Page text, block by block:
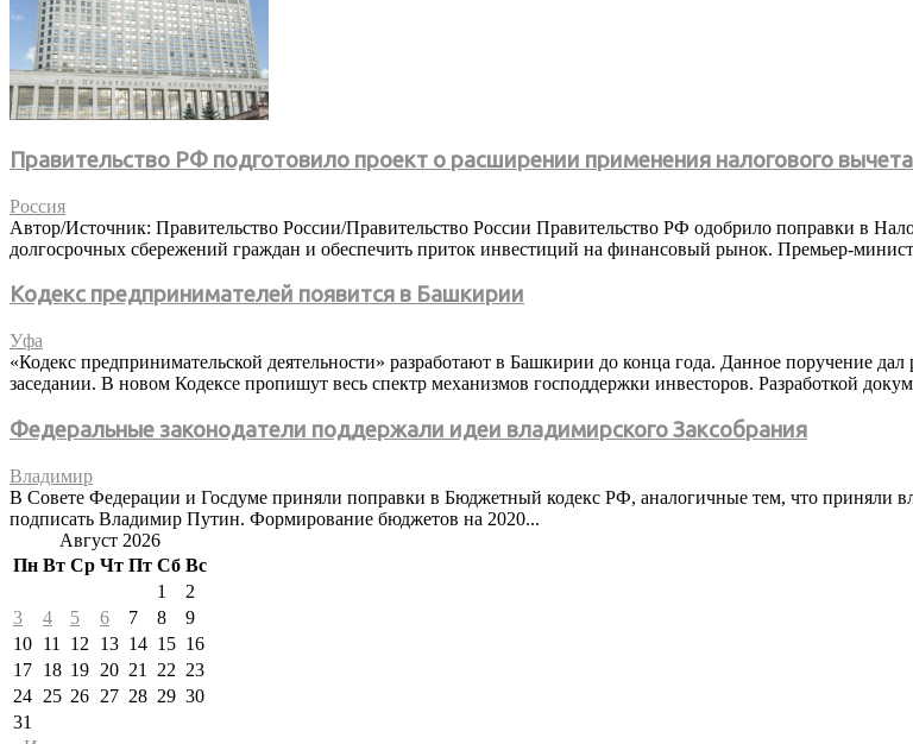
Правительство РФ подготовило проект о расширении применения налогового
Россия
Автор/Источник: Правительство России/Правительство России Правительство РФ одобрило поправки в
долгосрочных сбережений граждан и обеспечить приток инвестиций на финансовый рынок. Премьер-
Кодекс предпринимателей появится в Башкирии
Уфа
«Кодекс предпринимательской деятельности» разработают в Башкирии до конца года. Данное поручение
заседании. В новом Кодексе пропишут весь спектр механизмов господдержки инвесторов. Разработкой
Федеральные законодатели поддержали идеи владимирского Заксобрания
Владимир
В Совете Федерации и Госдуме приняли поправки в Бюджетный кодекс РФ, аналогичные тем, что приняли
подписать Владимир Путин. Формирование бюджетов на 2020...
Август 2026
Пн Вт Ср Чт Пт Сб Вс
1
2
3
4 5 6 7 8
9
10 11 12 13 14 15 16
17 18 19 20 21 22 23
24 25 26 27 28 29 30
31